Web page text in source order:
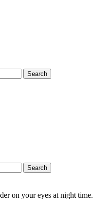
Search
Search
on your eyes at night time.